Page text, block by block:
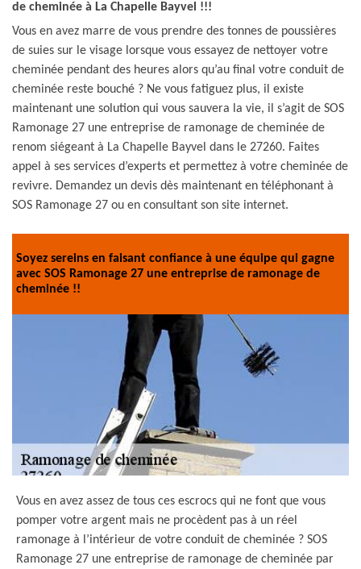
de cheminée à La Chapelle Bayvel !!!
Vous en avez marre de vous prendre des tonnes de poussières
de suies sur le visage lorsque vous essayez de nettoyer votre
cheminée pendant des heures alors qu’au final votre conduit de
cheminée reste bouché ? Ne vous fatiguez plus, il existe
maintenant une solution qui vous sauvera la vie, il s’agit de SOS
Ramonage 27 une entreprise de ramonage de cheminée de
renom siégeant à La Chapelle Bayvel dans le 27260. Faites
appel à ses services d’experts et permettez à votre cheminée de
revivre. Demandez un devis dès maintenant en téléphonant à
SOS Ramonage 27 ou en consultant son site internet.
Soyez sereins en faisant confiance à une équipe qui gagne
avec SOS Ramonage 27 une entreprise de ramonage de
cheminée !!
Vous en avez assez de tous ces escrocs qui ne font que vous
pomper votre argent mais ne procèdent pas à un réel
ramonage à l’intérieur de votre conduit de cheminée ? SOS
Ramonage 27 une entreprise de ramonage de cheminée par